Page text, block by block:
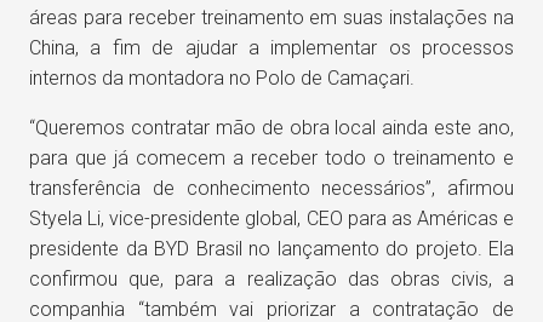
áreas para receber treinamento em suas instalações na
China, a fim de ajudar a implementar os processos
internos da montadora no Polo de Camaçari.
“Queremos contratar mão de obra local ainda este ano,
para que já comecem a receber todo o treinamento e
transferência de conhecimento necessários”, afirmou
Styela Li, vice-presidente global, CEO para as Américas e
presidente da BYD Brasil no lançamento do projeto. Ela
confirmou que, para a realização das obras civis, a
companhia “também vai priorizar a contratação de